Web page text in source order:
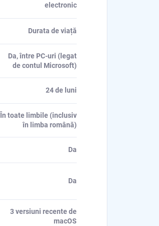
electronic
Durata de viață
Da, între PC-uri (legat
de contul Microsoft)
24 de luni
În toate limbile (inclusiv
în limba română)
Da
Da
3 versiuni recente de
macOS